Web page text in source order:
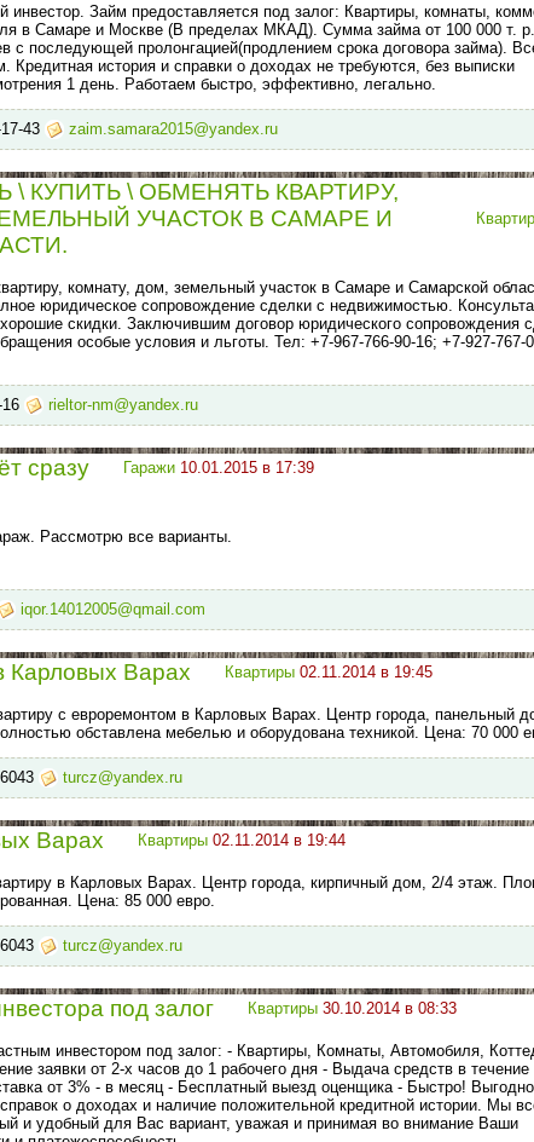
инвестор. Займ предоставляется под залог: Квартиры, комнаты,
в Самаре и Москве (В пределах МКАД). Сумма займа от 100 000 т.
с последующей пролонгацией(продлением срока договора займа).
история и справки о доходах не требуются, без выписки
1 день. Работаем быстро, эффективно, легально.
43 zaim.samara2015@yandex.ru
\ КУПИТЬ \ ОБМЕНЯТЬ КВАРТИРУ,
УЧАСТОК В САМАРЕ И
комнату, дом, земельный участок в Самаре и Самарской
юридическое сопровождение сделки с недвижимостью.
скидки. Заключившим договор юридического сопровождения
особые условия и льготы. Тел: +7-967-766-90-16; +7-927-767-
rieltor-nm@yandex.ru
сразу Гаражи 10.01.2015 в 17:39
Рассмотрю все варианты.
iqor.14012005@qmail.com
Карловых Варах Квартиры 02.11.2014 в 19:45
с евроремонтом в Карловых Варах. Центр города, панельный
обставлена мебелью и оборудована техникой. Цена: 70 000
turcz@yandex.ru
Варах Квартиры 02.11.2014 в 19:44
в Карловых Варах. Центр города, кирпичный дом, 2/4 этаж.
Цена: 85 000 евро.
turcz@yandex.ru
под залог Квартиры 30.10.2014 в 08:33
инвестором под залог: - Квартиры, Комнаты, Автомобиля,
заявки от 2-х часов до 1 рабочего дня - Выдача средств в
от 3% - в месяц - Бесплатный выезд оценщика - Быстро!
о доходах и наличие положительной кредитной истории. Мы
и удобный для Вас вариант, уважая и принимая во внимание Ваши